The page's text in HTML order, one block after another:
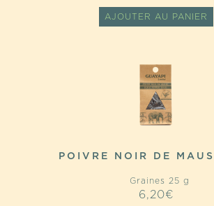
AJOUTER AU PANIER
POIVRE NOIR DE
Graines 25 g
6,20€